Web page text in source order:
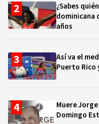
¿Sabes
dominicana
años
Así va el
Puerto Rico
Muere
Domingo